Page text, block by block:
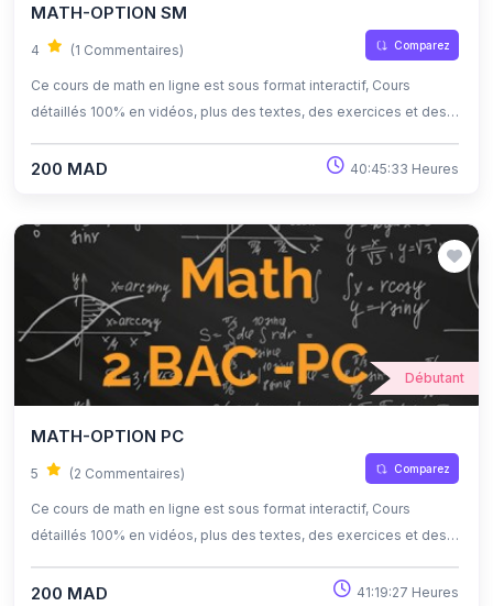
MATH-OPTION SM
4 (1 Commentaires) Comparez
Ce cours de math en ligne est sous format interactif, Cours
détaillés 100% en vidéos, plus des textes, des exercices et des
d'apprendre à son propre rythme grâce à l'auto-apprentissage et
200 MAD 40:45:33 Heures
Débutant
MATH-OPTION PC
5 (2 Commentaires) Comparez
Ce cours de math en ligne est sous format interactif, Cours
détaillés 100% en vidéos, plus des textes, des exercices et des
d'apprendre à son propre rythme grâce à l'auto-apprentissage et
200 MAD 41:19:27 Heures